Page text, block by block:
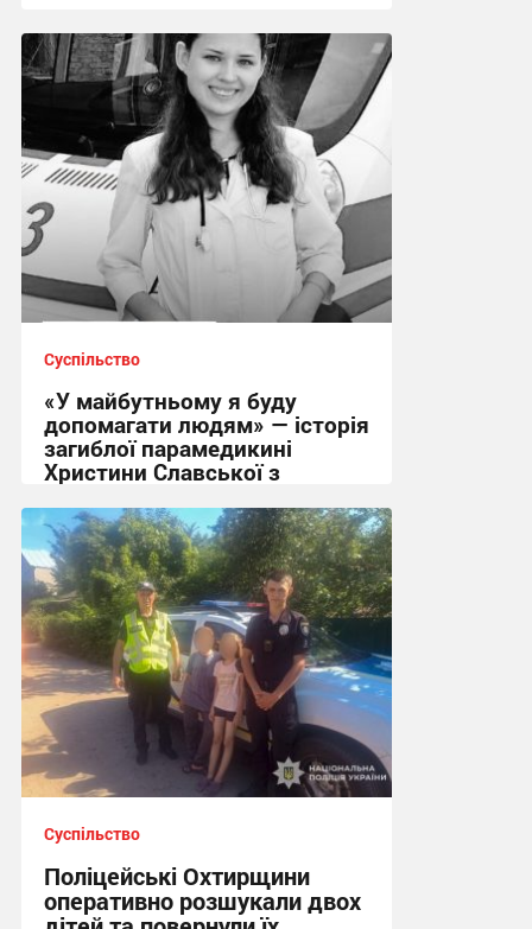
17:09 вчора
Суспільство
«У майбутньому я буду
допомагати людям» — історія
загиблої парамедикині
Христини Славської з
21:32, 7.08.2026
Суспільство
Поліцейські Охтирщини
оперативно розшукали двох